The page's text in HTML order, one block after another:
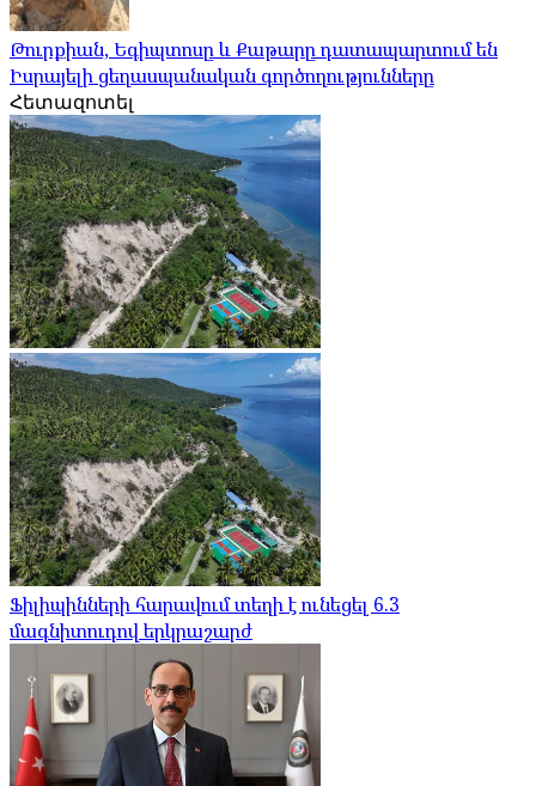
Թուրքիան, Եգիպտոսը և Քաթարը դատապարտում են
Իսրայելի ցեղասպանական գործողությունները
Հետազոտել
Ֆիլիպինների հարավում տեղի է ունեցել 6.3
մագնիտուդով երկրաշարժ